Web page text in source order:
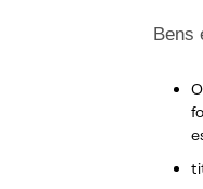
Bens